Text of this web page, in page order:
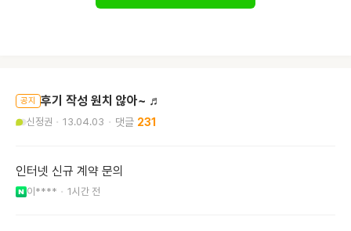
공지 후기 작성 원치 않아~ ♬
신정권 13.04.03 231
인터넷 신규 계약 문의
이**** 1시간 전